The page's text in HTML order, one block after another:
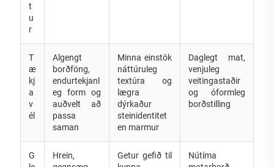
t
u
r
T
æ
kj
a
v
él
Algengt
borðföng,
endurtekjanl
eg form og
auðvelt að
passa
saman
Minna einstök
náttúruleg
textúra og
lægra
dýrkaður
steinidentitet
en marmur
Daglegt mat,
venjuleg
veitingastaðir
og óformleg
borðstilling
G
Hrein,
Getur gefið til
Nútíma